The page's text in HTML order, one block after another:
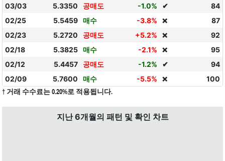
03/03
5.3350 공매도 -1.0% ✔
84
02/25
5.5459 매수 -3.8% ❌
87
02/23
5.2720 공매도 +5.2% ❌
92
02/18
5.3825 매수 -2.1% ❌
95
02/12
5.4457 공매도 -1.2% ✔
94
02/09
5.7600 매수 -5.5% ❌ 100
† 거래 수수료는 0.20%로 적용됩니다.
지난 6개월의 패턴 및 확인 차트